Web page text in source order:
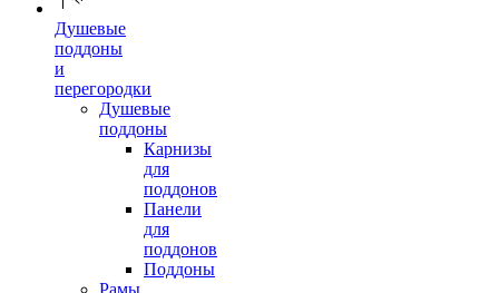
Душевые
поддоны
и
перегородки
Душевые
поддоны
Карнизы
для
поддонов
Панели
для
поддонов
Поддоны